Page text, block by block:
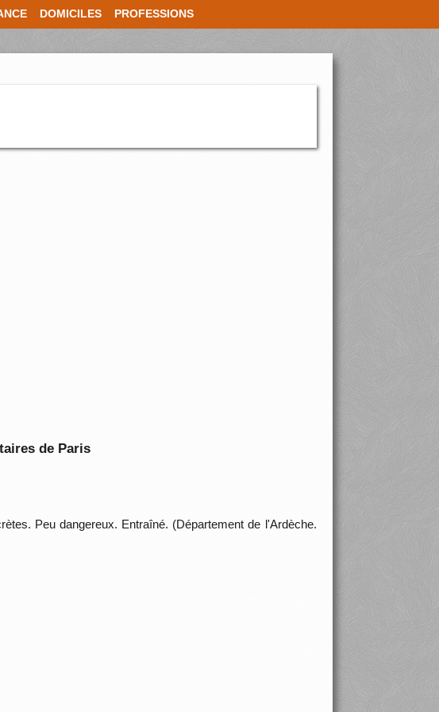
DOMICILES PROFESSIONS
de Paris
Peu dangereux. Entraîné. (Département de l'Ardèche.